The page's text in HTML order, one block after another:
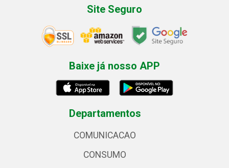
Site Seguro
Baixe já nosso APP
Departamentos
COMUNICACAO
CONSUMO